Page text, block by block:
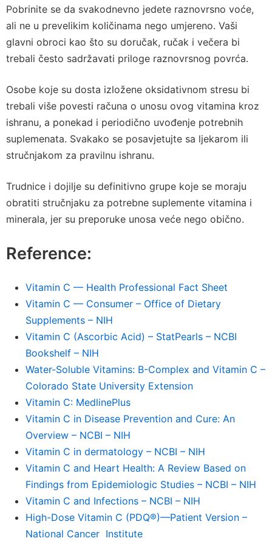
Pobrinite se da svakodnevno jedete raznovrsno voće,
ali ne u prevelikim količinama nego umjereno. Vaši
glavni obroci kao što su doručak, ručak i večera bi
trebali često sadržavati priloge raznovrsnog povrća.
Osobe koje su dosta izložene oksidativnom stresu bi
trebali više povesti računa o unosu ovog vitamina kroz
ishranu, a ponekad i periodično uvođenje potrebnih
suplemenata. Svakako se posavjetujte sa ljekarom ili
stručnjakom za pravilnu ishranu.
Trudnice i dojilje su definitivno grupe koje se moraju
obratiti stručnjaku za potrebne suplemente vitamina i
minerala, jer su preporuke unosa veće nego obično.
Reference:
Vitamin C — Health Professional Fact Sheet
Vitamin C — Consumer – Office of Dietary
Supplements – NIH
Vitamin C (Ascorbic Acid) – StatPearls – NCBI
Bookshelf – NIH
Water-Soluble Vitamins: B-Complex and Vitamin C –
Colorado State University Extension
Vitamin C: MedlinePlus
Vitamin C in Disease Prevention and Cure: An
Overview – NCBI – NIH
Vitamin C in dermatology – NCBI – NIH
Vitamin C and Heart Health: A Review Based on
Findings from Epidemiologic Studies – NCBI – NIH
Vitamin C and Infections – NCBI – NIH
High-Dose Vitamin C (PDQ®)—Patient Version –
National Cancer Institute